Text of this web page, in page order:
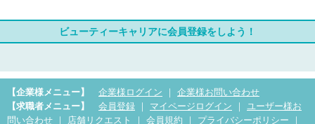
ビューティーキャリアに会員登録をしよう！
【企業様メニュー】 企業様ログイン ｜ 企業様お問い合わせ
【求職者メニュー】
会員登録 ｜ マイページログイン ｜
ユーザー様お
問い合わせ ｜ 店舗リクエスト ｜ 会員規約 ｜ プライバシーポリシー ｜